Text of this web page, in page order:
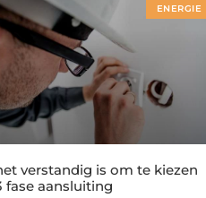
ENERGIE
verstandig is om te kiezen
fase aansluiting